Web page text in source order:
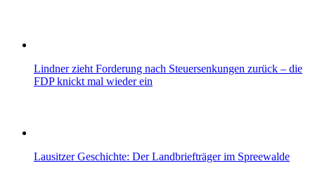
Lindner zieht Forderung nach Steuersenkungen zurück – die
FDP knickt mal wieder ein
Lausitzer Geschichte: Der Landbriefträger im Spreewalde